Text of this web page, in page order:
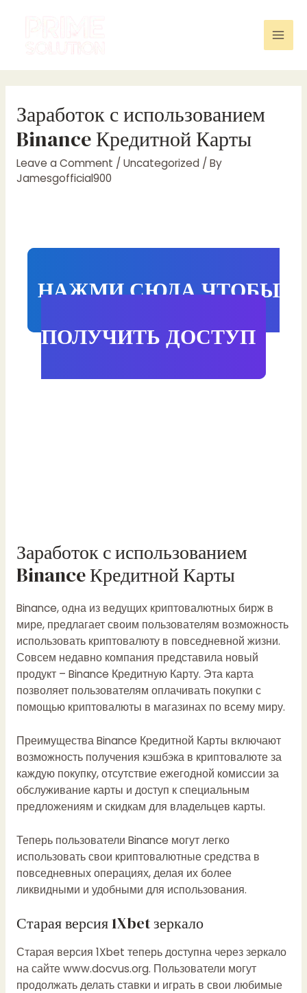
Заработок с использованием
Binance Кредитной Карты
Leave a Comment / Uncategorized/ By
Jamesgofficial900
НАЖМИ СЮДА ЧТОБЫ
ПОЛУЧИТЬ ДОСТУП
Заработок с использованием
Binance Кредитной Карты
Binance, одна из ведущих криптовалютных бирж в
мире, предлагает своим пользователям возможность
использовать криптовалюту в повседневной жизни.
Совсем недавно компания представила новый
продукт – Binance Кредитную Карту. Эта карта
позволяет пользователям оплачивать покупки с
помощью криптовалюты в магазинах по всему миру.
Преимущества Binance Кредитной Карты включают
возможность получения кэшбэка в криптовалюте за
каждую покупку, отсутствие ежегодной комиссии за
обслуживание карты и доступ к специальным
предложениям и скидкам для владельцев карты.
Теперь пользователи Binance могут легко
использовать свои криптовалютные средства в
повседневных операциях, делая их более
ликвидными и удобными для использования.
Старая версия 1Xbet зеркало
Старая версия 1Xbet теперь доступна через зеркало
на сайте www.docvus.org. Пользователи могут
продолжать делать ставки и играть в свои любимые